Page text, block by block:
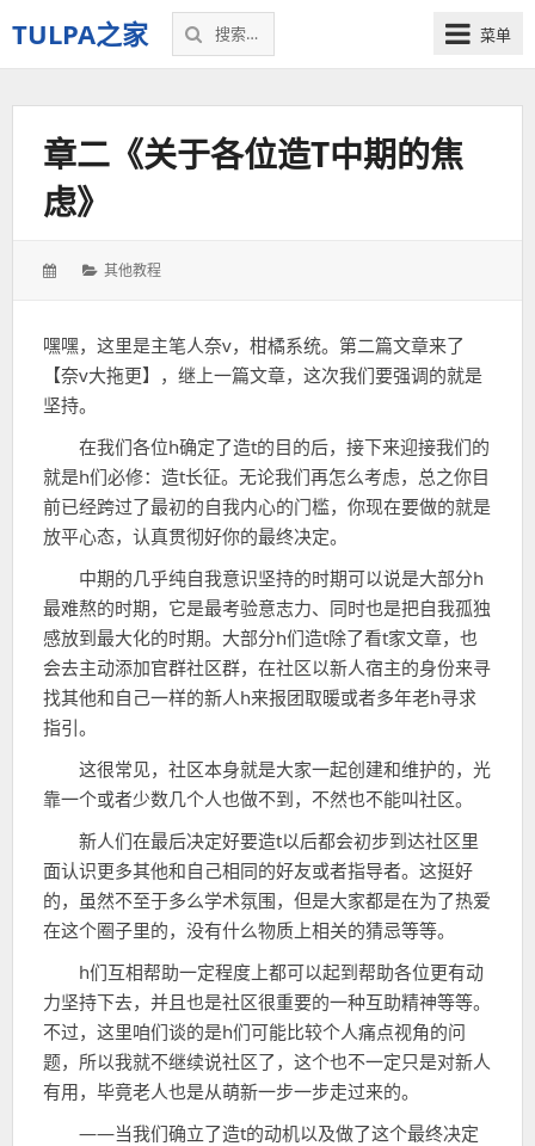
TULPA之家
关
搜
索：
菜单
章二《关于各位造T中期的焦
虑》
分
其他教程
嘿嘿，这里是主笔人奈v，柑橘系统。第二篇文章来了
【奈v大拖更】，继上一篇文章，这次我们要强调的就是
坚持。
在我们各位h确定了造t的目的后，接下来迎接我们的
就是h们必修：造t长征。无论我们再怎么考虑，总之你目
前已经跨过了最初的自我内心的门槛，你现在要做的就是
放平心态，认真贯彻好你的最终决定。
中期的几乎纯自我意识坚持的时期可以说是大部分h
最难熬的时期，它是最考验意志力、同时也是把自我孤独
感放到最大化的时期。大部分h们造t除了看t家文章，也
会去主动添加官群社区群，在社区以新人宿主的身份来寻
找其他和自己一样的新人h来报团取暖或者多年老h寻求
指引。
这很常见，社区本身就是大家一起创建和维护的，光
靠一个或者少数几个人也做不到，不然也不能叫社区。
新人们在最后决定好要造t以后都会初步到达社区里
面认识更多其他和自己相同的好友或者指导者。这挺好
的，虽然不至于多么学术氛围，但是大家都是在为了热爱
在这个圈子里的，没有什么物质上相关的猜忌等等。
h们互相帮助一定程度上都可以起到帮助各位更有动
力坚持下去，并且也是社区很重要的一种互助精神等等。
不过，这里咱们谈的是h们可能比较个人痛点视角的问
题，所以我就不继续说社区了，这个也不一定只是对新人
有用，毕竟老人也是从萌新一步一步走过来的。
——当我们确立了造t的动机以及做了这个最终决定